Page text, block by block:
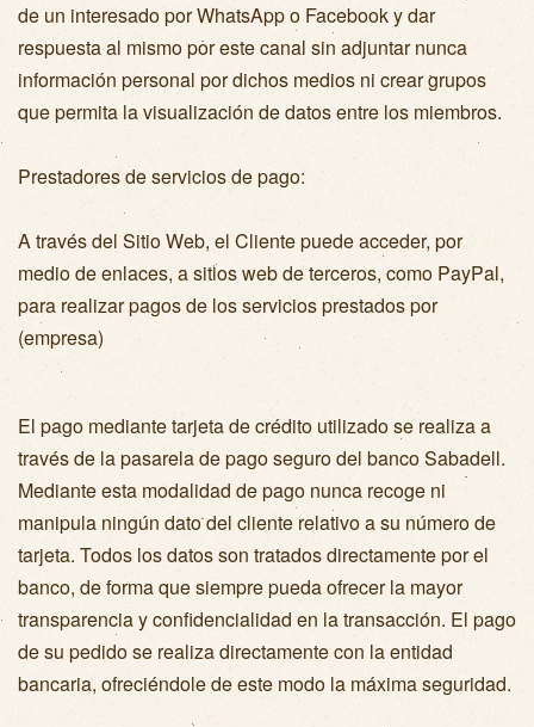
de un interesado por WhatsApp o Facebook y dar
respuesta al mismo por este canal sin adjuntar nunca
información personal por dichos medios ni crear grupos
que permita la visualización de datos entre los miembros.
Prestadores de servicios de pago:
A través del Sitio Web, el Cliente puede acceder, por
medio de enlaces, a sitios web de terceros, como PayPal,
para realizar pagos de los servicios prestados por
(empresa)
El pago mediante tarjeta de crédito utilizado se realiza a
través de la pasarela de pago seguro del banco Sabadell.
Mediante esta modalidad de pago nunca recoge ni
manipula ningún dato del cliente relativo a su número de
tarjeta. Todos los datos son tratados directamente por el
banco, de forma que siempre pueda ofrecer la mayor
transparencia y confidencialidad en la transacción. El pago
de su pedido se realiza directamente con la entidad
bancaria, ofreciéndole de este modo la máxima seguridad.